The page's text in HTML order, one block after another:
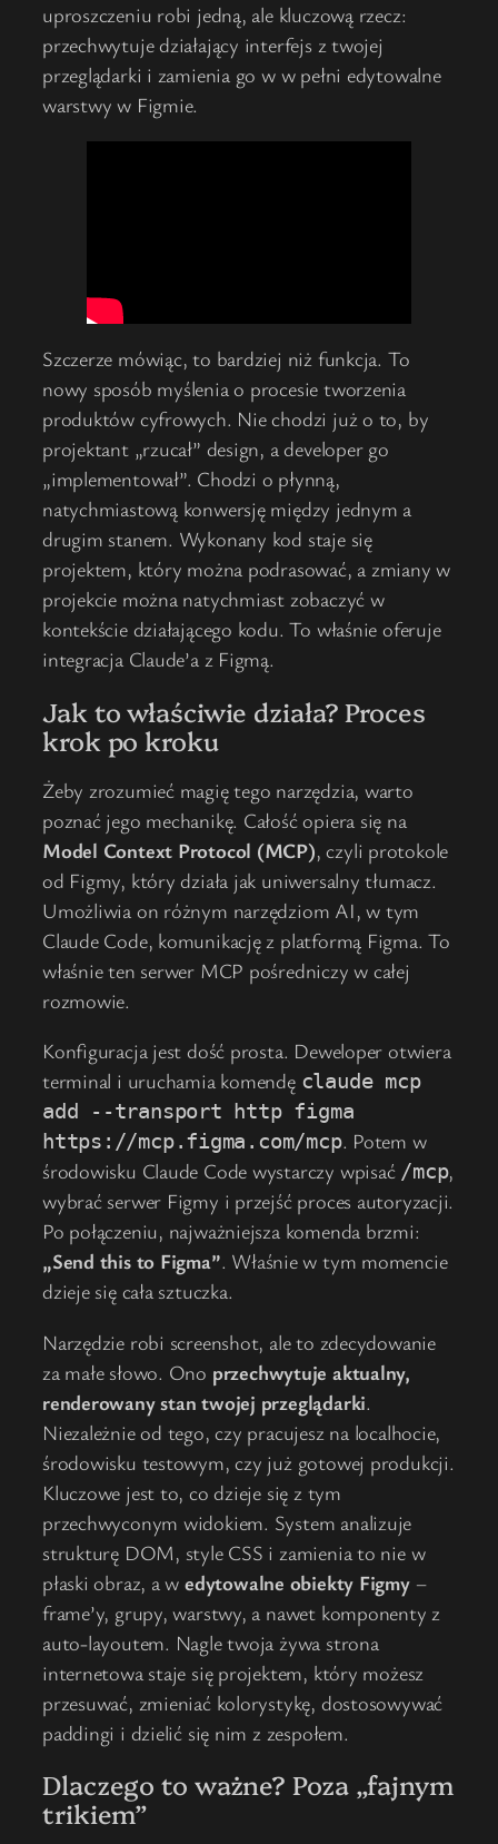
uproszczeniu robi jedną, ale kluczową rzecz:
przechwytuje działający interfejs z twojej
przeglądarki i zamienia go w w pełni edytowalne
warstwy w Figmie.
Szczerze mówiąc, to bardziej niż funkcja. To
nowy sposób myślenia o procesie tworzenia
produktów cyfrowych. Nie chodzi już o to, by
projektant „rzucał” design, a developer go
„implementował”. Chodzi o płynną,
natychmiastową konwersję między jednym a
drugim stanem. Wykonany kod staje się
projektem, który można podrasować, a zmiany w
projekcie można natychmiast zobaczyć w
kontekście działającego kodu. To właśnie oferuje
integracja Claude’a z Figmą.
Jak to właściwie działa? Proces
krok po kroku
Żeby zrozumieć magię tego narzędzia, warto
poznać jego mechanikę. Całość opiera się na
Model Context Protocol (MCP), czyli protokole
od Figmy, który działa jak uniwersalny tłumacz.
Umożliwia on różnym narzędziom AI, w tym
Claude Code, komunikację z platformą Figma. To
właśnie ten serwer MCP pośredniczy w całej
rozmowie.
Konfiguracja jest dość prosta. Deweloper otwiera
terminal i uruchamia komendę claude mcp
add --transport http figma
https://mcp.figma.com/mcp. Potem w
środowisku Claude Code wystarczy wpisać /mcp,
wybrać serwer Figmy i przejść proces autoryzacji.
Po połączeniu, najważniejsza komenda brzmi:
„Send this to Figma”. Właśnie w tym momencie
dzieje się cała sztuczka.
Narzędzie robi screenshot, ale to zdecydowanie
za małe słowo. Ono przechwytuje aktualny,
renderowany stan twojej przeglądarki.
Niezależnie od tego, czy pracujesz na localhocie,
środowisku testowym, czy już gotowej produkcji.
Kluczowe jest to, co dzieje się z tym
przechwyconym widokiem. System analizuje
strukturę DOM, style CSS i zamienia to nie w
płaski obraz, a wedytowalne obiekty Figmy–
frame’y, grupy, warstwy, a nawet komponenty z
auto-layoutem. Nagle twoja żywa strona
internetowa staje się projektem, który możesz
przesuwać, zmieniać kolorystykę, dostosowywać
paddingi i dzielić się nim z zespołem.
Dlaczego to ważne? Poza „fajnym
trikiem”